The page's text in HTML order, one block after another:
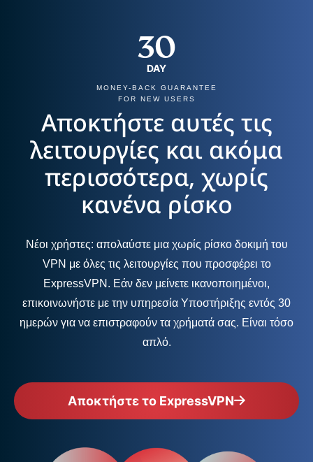
30
DAY
MONEY-BACK GUARANTEE
FOR NEW USERS
Αποκτήστε αυτές τις
λειτουργίες και ακόμα
περισσότερα, χωρίς
κανένα ρίσκο
Νέοι χρήστες: απολαύστε μια χωρίς ρίσκο δοκιμή του
VPN με όλες τις λειτουργίες που προσφέρει το
ExpressVPN. Εάν δεν μείνετε ικανοποιημένοι,
επικοινωνήστε με την υπηρεσία Υποστήριξης εντός 30
ημερών για να επιστραφούν τα χρήματά σας. Είναι τόσο
απλό.
Αποκτήστε το ExpressVPN